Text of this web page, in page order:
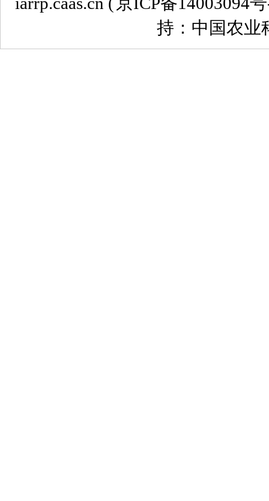
持：中国农